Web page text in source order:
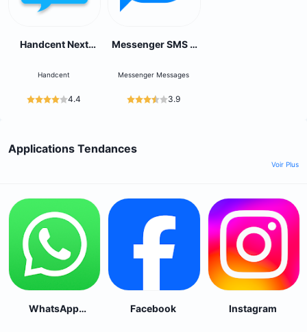
Handcent Next
Handcent
4.4
Messenger SMS -
Messenger Messages
3.9
Applications Tendances
Voir Plus
WhatsApp
Facebook Instagram